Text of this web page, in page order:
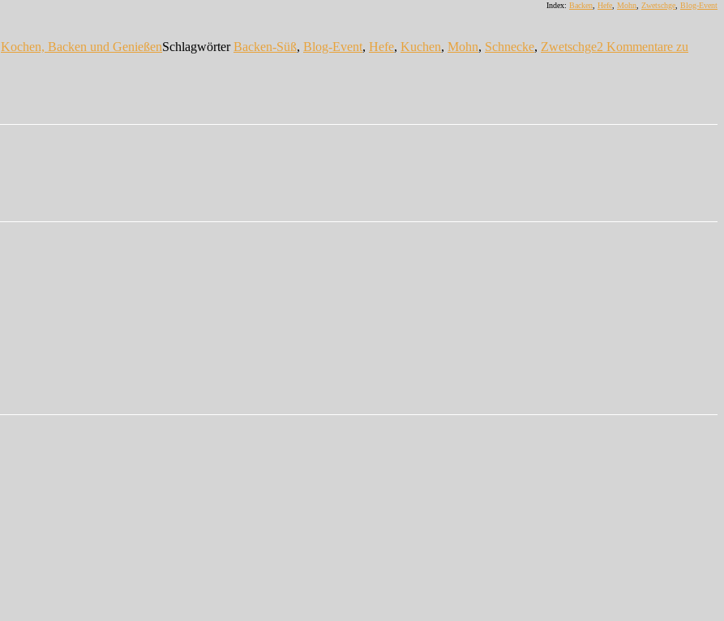
Index: Backen, Hefe, Mohn, Zwetschge, Blog-Event
Kochen, Backen und GenießenSchlagwörterBacken-Süß, Blog-Event, Hefe, Kuchen, Mohn, Schnecke, Zwetschge2 Kommentare zu